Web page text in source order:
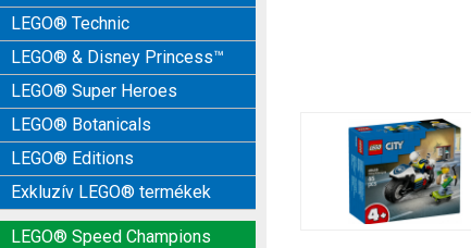
LEGO® Technic
LEGO® & Disney Princess™
LEGO® Super Heroes
LEGO® Botanicals
LEGO® Editions
Exkluzív LEGO® termékek
LEGO® Speed Champions